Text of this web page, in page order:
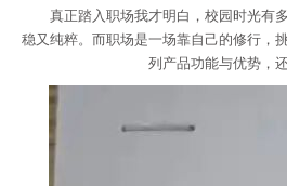
真正踏入职场我才明白，校园时光有
稳又纯粹。而职场是一场靠自己的修行，
列产品功能与优势，